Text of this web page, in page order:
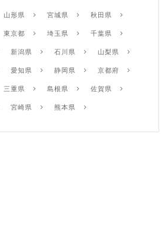
山形県 宮城県 秋田県
東京都 埼玉県 千葉県
新潟県 石川県 山梨県
愛知県 静岡県 京都府
三重県 島根県 佐賀県
宮崎県 熊本県